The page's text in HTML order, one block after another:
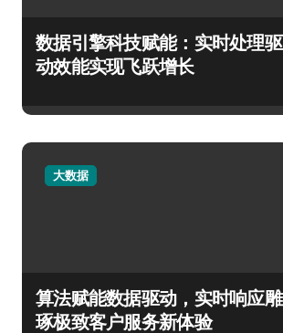
数据引擎科技赋能：实时处理驱
动效能实现飞跃增长
大数据
算法赋能数据驱动，实时响应雕
琢极致客户服务新体验